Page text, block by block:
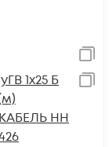
1х25 Б
НН